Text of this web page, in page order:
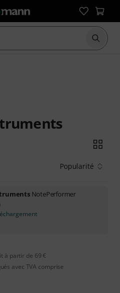
Popularité
NotePerformer
à partir de 69 €
avec TVA comprise